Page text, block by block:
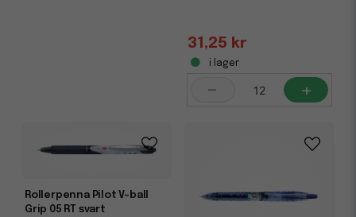
31,25 kr
i lager
- +
Rollerpenna Pilot V-ball
Grip 05 RT svart